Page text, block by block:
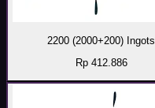
2200 (2000+200) Ingots
Rp 412.886